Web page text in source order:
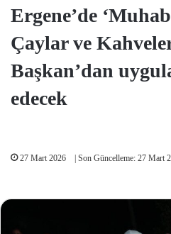
Ergene’de
Çaylar ve
Başkan’dan
edecek
27 Mart 2026 | Son Güncelleme: 27 Mart